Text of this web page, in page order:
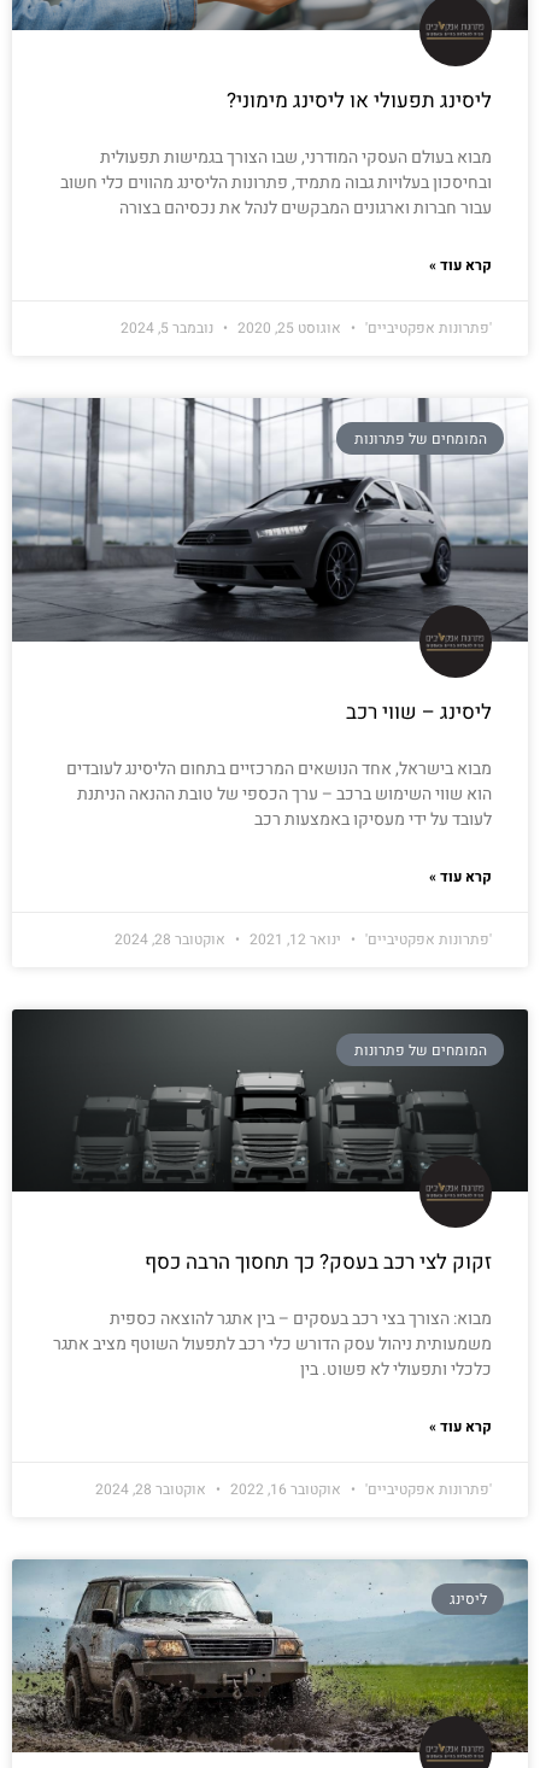
ליסינג תפעולי או ליסינג מימוני?
מבוא בעולם העסקי המודרני, שבו הצורך בגמישות תפעולית
ובחיסכון בעלויות גבוה מתמיד, פתרונות הליסינג מהווים כלי חשוב
עבור חברות וארגונים המבקשים לנהל את נכסיהם בצורה
קרא עוד »
'פתרונות אפקטיביים' אוגוסט 25, 2020 נובמבר 5, 2024
המומחים של פתרונות
ליסינג – שווי רכב
מבוא בישראל, אחד הנושאים המרכזיים בתחום הליסינג לעובדים
הוא שווי השימוש ברכב – ערך הכספי של טובת ההנאה הניתנת
לעובד על ידי מעסיקו באמצעות רכב
קרא עוד »
'פתרונות אפקטיביים' ינואר 12, 2021 אוקטובר 28, 2024
המומחים של פתרונות
זקוק לצי רכב בעסק? כך תחסוך הרבה כסף
מבוא: הצורך בצי רכב בעסקים – בין אתגר להוצאה כספית
משמעותית ניהול עסק הדורש כלי רכב לתפעול השוטף מציב אתגר
כלכלי ותפעולי לא פשוט. בין
קרא עוד »
'פתרונות אפקטיביים' אוקטובר 16, 2022 אוקטובר 28, 2024
ליסינג